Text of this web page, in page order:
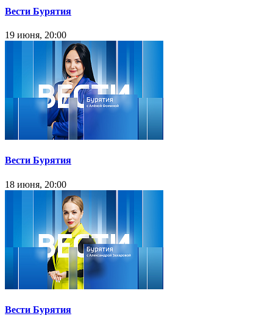
Вести Бурятия
19 июня, 20:00
Вести Бурятия
18 июня, 20:00
Вести Бурятия